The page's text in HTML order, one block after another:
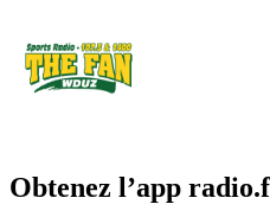
Obtenez l’app